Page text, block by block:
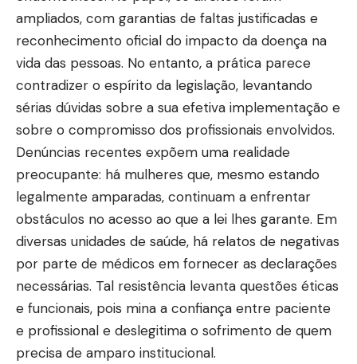
ampliados, com garantias de faltas justificadas e
reconhecimento oficial do impacto da doença na
vida das pessoas. No entanto, a prática parece
contradizer o espírito da legislação, levantando
sérias dúvidas sobre a sua efetiva implementação e
sobre o compromisso dos profissionais envolvidos.
Denúncias recentes expõem uma realidade
preocupante: há mulheres que, mesmo estando
legalmente amparadas, continuam a enfrentar
obstáculos no acesso ao que a lei lhes garante. Em
diversas unidades de saúde, há relatos de negativas
por parte de médicos em fornecer as declarações
necessárias. Tal resistência levanta questões éticas
e funcionais, pois mina a confiança entre paciente
e profissional e deslegitima o sofrimento de quem
precisa de amparo institucional.